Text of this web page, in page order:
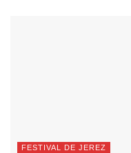
FESTIVAL DE JEREZ